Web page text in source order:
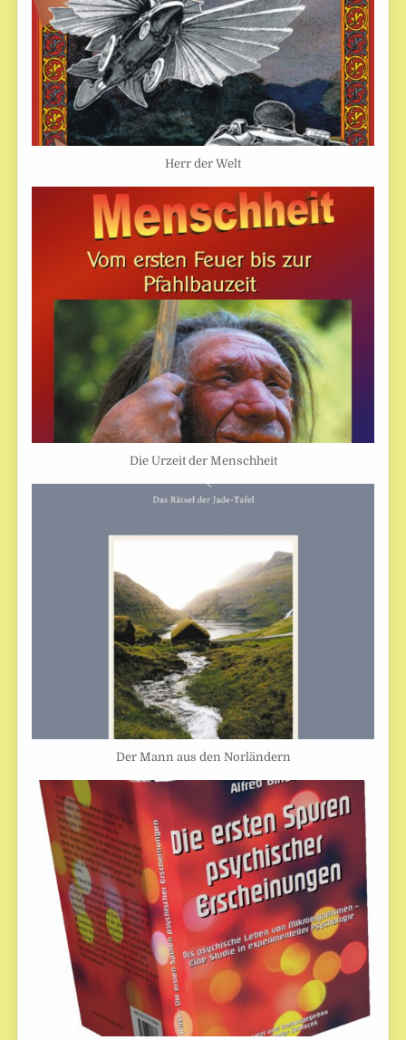
Herr der Welt
Die Urzeit der Menschheit
Der Mann aus den Norländern